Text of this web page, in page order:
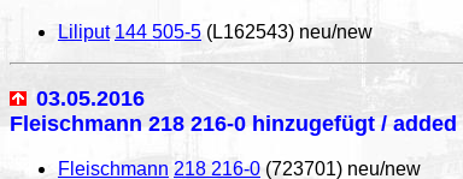
Liliput 144 505-5 (L162543) neu/new
03.05.2016
Fleischmann 218 216-0 hinzugefügt / added
Fleischmann 218 216-0 (723701) neu/new